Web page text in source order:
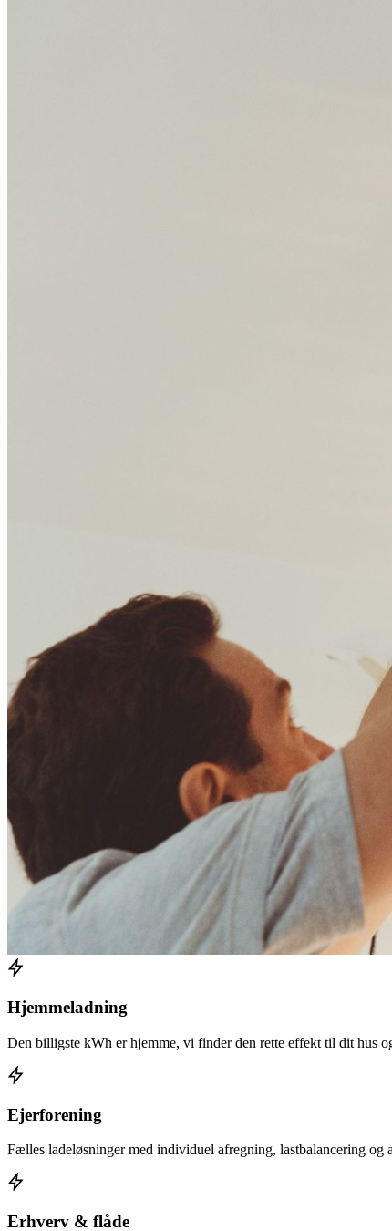
Hjemmeladning
Den billigste kWh er hjemme, vi finder den rette effekt til dit hus
Ejerforening
Fælles ladeløsninger med individuel afregning, lastbalancering og
Erhverv & flåde